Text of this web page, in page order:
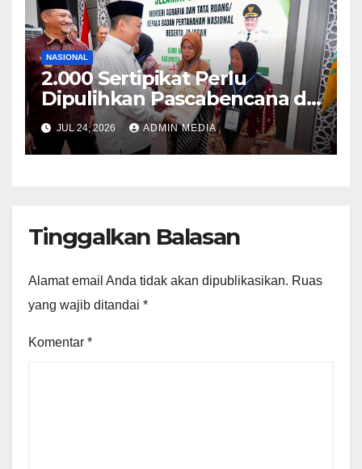
NASIONAL
2.000 Sertipikat Perlu
Dipulihkan Pascabencana di
Aceh Tamiang, Menteri
Nusron Targetkan Selesai
pada Akhir Desember
JUL 24, 2026 ADMIN MEDIA
Tinggalkan Balasan
Alamat email Anda tidak akan dipublikasikan. Ruas
yang wajib ditandai *
Komentar *